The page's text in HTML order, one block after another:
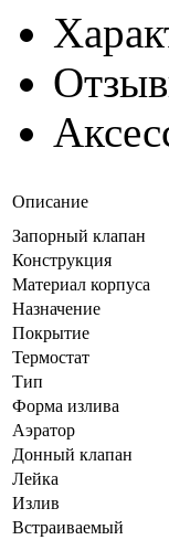
Описание
Запорный клапан
Конструкция
Материал корпуса
Назначение
Покрытие
Термостат
Тип
Форма излива
Аэратор
Донный клапан
Лейка
Излив
Встраиваемый